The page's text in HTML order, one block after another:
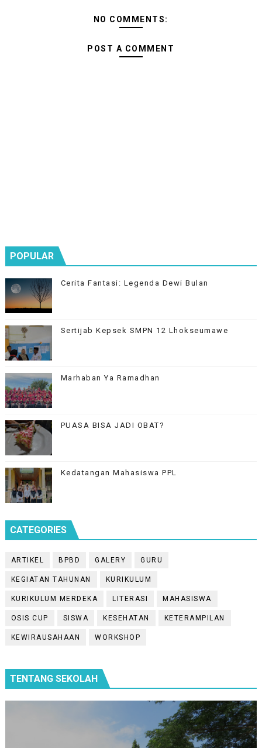
NO COMMENTS:
POST A COMMENT
POPULAR
Cerita Fantasi: Legenda Dewi Bulan
Sertijab Kepsek SMPN 12 Lhokseumawe
Marhaban Ya Ramadhan
PUASA BISA JADI OBAT?
Kedatangan Mahasiswa PPL
CATEGORIES
ARTIKEL BPBD GALERY GURU
KEGIATAN TAHUNAN KURIKULUM
KURIKULUM MERDEKA LITERASI MAHASISWA
OSIS CUP SISWA KESEHATAN KETERAMPILAN
KEWIRAUSAHAAN WORKSHOP
TENTANG SEKOLAH